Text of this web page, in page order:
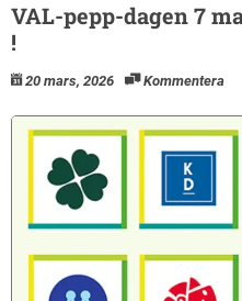
VAL-pepp-dagen 7
!
20 mars, 2026 Kommentera